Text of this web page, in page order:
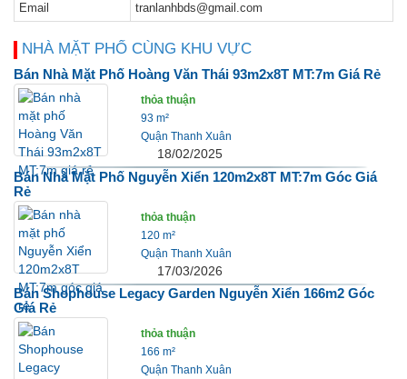
Email
tranlanhbds@gmail.com
NHÀ MẶT PHỐ CÙNG KHU VỰC
Bán Nhà Mặt Phố Hoàng Văn Thái 93m2x8T MT:7m Giá Rẻ
thỏa thuận
93 m²
Quận Thanh Xuân
18/02/2025
Bán Nhà Mặt Phố Nguyễn Xiển 120m2x8T MT:7m Góc Giá
Rẻ
thỏa thuận
120 m²
Quận Thanh Xuân
17/03/2026
Bán Shophouse Legacy Garden Nguyễn Xiển 166m2 Góc
Giá Rẻ
thỏa thuận
166 m²
Quận Thanh Xuân